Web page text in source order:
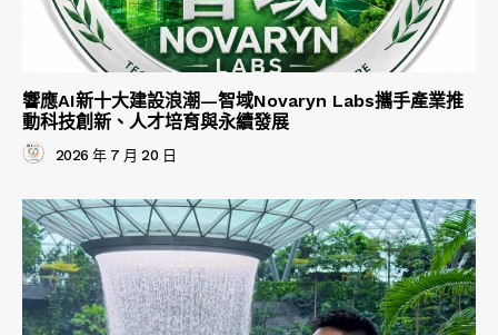
響應AI新十大建設浪潮—智域Novaryn Labs攜手產業推
動科技創新、人才培育與永續發展
2026 年 7 月 20 日